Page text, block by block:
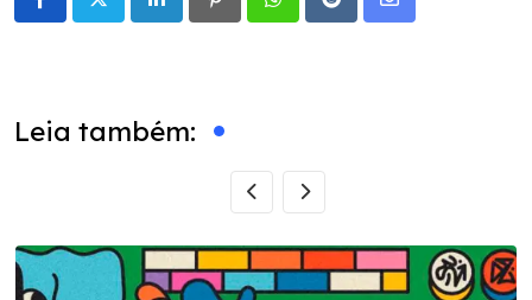
LinkedIn PinterestWhatsappRedditShare
Leia também: